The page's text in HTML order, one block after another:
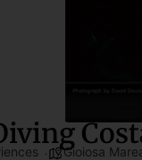
Gioiosa